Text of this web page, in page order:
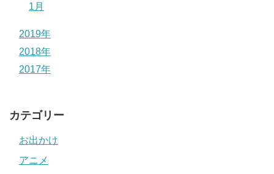
1月
2019年
2018年
2017年
カテゴリー
お出かけ
アニメ